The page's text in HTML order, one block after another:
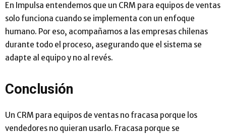
En Impulsa entendemos que un CRM para equipos de ventas
solo funciona cuando se implementa con un enfoque
humano. Por eso, acompañamos a las empresas chilenas
durante todo el proceso, asegurando que el sistema se
adapte al equipo y no al revés.
Conclusión
Un CRM para equipos de ventas no fracasa porque los
vendedores no quieran usarlo. Fracasa porque se